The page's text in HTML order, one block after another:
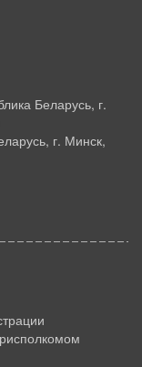
Беларусь, г.
г. Минск,